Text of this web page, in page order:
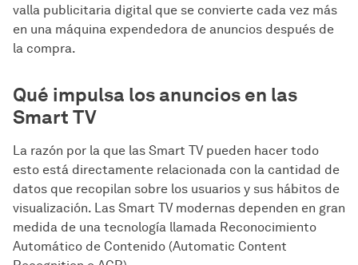
valla publicitaria digital que se convierte cada vez más
en una máquina expendedora de anuncios después de
la compra.
Qué impulsa los anuncios en las
Smart TV
La razón por la que las Smart TV pueden hacer todo
esto está directamente relacionada con la cantidad de
datos que recopilan sobre los usuarios y sus hábitos de
visualización. Las Smart TV modernas dependen en gran
medida de una tecnología llamada Reconocimiento
Automático de Contenido (Automatic Content